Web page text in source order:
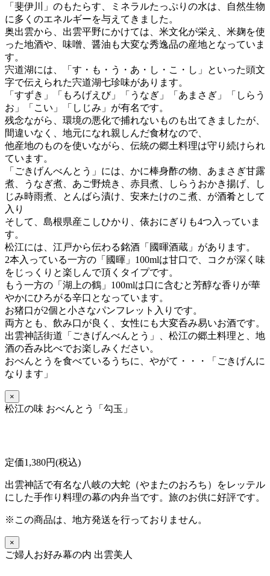
「斐伊川」のもたらす、ミネラルたっぷりの水は、自然生物
に多くのエネルギーを与えてきました。
奥出雲から、出雲平野にかけては、米文化が栄え、米麹を使
った地酒や、味噌、醤油も大変な秀逸品の産地となっていま
す。
宍道湖には、「す・も・う・あ・し・こ・し」といった頭文
字で伝えられた宍道湖七珍味があります。
「すずき」「もろげえび」「うなぎ」「あまさぎ」「しらう
お」「こい」「しじみ」が有名です。
残念ながら、環境の悪化で捕れないものも出てきましたが、
間違いなく、地元になれ親しんだ食材なので、
他産地のものを使いながら、伝統の郷土料理は守り続けられ
ています。
「ごきげんべんとう」には、かに棒身酢の物、あまさぎ甘露
煮、うなぎ煮、あご野焼き、赤貝煮、しらうおかき揚げ、し
じみ時雨煮、とんばら漬け、安来たけのこ煮、が酒肴として
入り
そして、島根県産こしひかり、俵おにぎりも4つ入っていま
す。
松江には、江戸から伝わる銘酒「國暉酒蔵」があります。
2本入っている一方の「國暉」100mlは甘口で、コクが深く味
をじっくりと楽しんで頂くタイプです。
もう一方の「湖上の鶴」100mlは口に含むと芳醇な香りが華
やかにひろがる辛口となっています。
お猪口が2個と小さなパンフレット入りです。
両方とも、飲み口が良く、女性にも大変呑み易いお酒です。
出雲神話街道「ごきげんべんとう」、松江の郷土料理と、地
酒の呑み比べでお楽しみください。
おべんとうを食べているうちに、 やがて・・・「ごきげんに
なります」
×
松江の味 おべんとう「勾玉」
定価1,380円(税込)
出雲神話で有名な八岐の大蛇（やまたのおろち）をレッテル
にした手作り料理の幕の内弁当です。旅のお供に好評です。
※この商品は、地方発送を行っておりません。
×
ご婦人お好み幕の内 出雲美人